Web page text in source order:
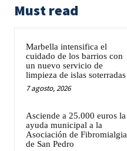
Must read
Marbella intensifica el
cuidado de los barrios con
un nuevo servicio de
limpieza de islas soterradas
7 agosto, 2026
Asciende a 25.000 euros la
ayuda municipal a la
Asociación de Fibromialgia
de San Pedro